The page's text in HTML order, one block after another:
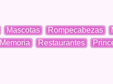
Mascotas Rompecabezas
Memoria Restaurantes